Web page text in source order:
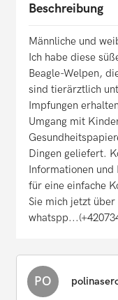
Beschreibung
Männliche und
Ich habe diese
Beagle-Welpen,
sind tierärztlich
Impfungen
Umgang mit
Dingen geliefert.
Informationen
für eine einfache
Sie mich jetzt
PO